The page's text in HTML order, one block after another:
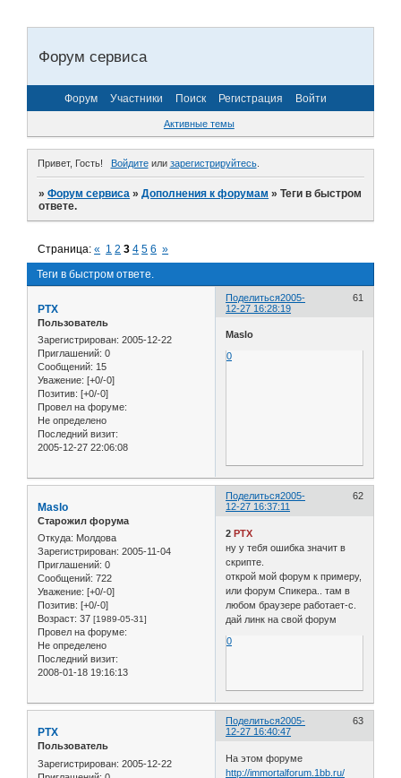
Форум сервиса
Форум Участники Поиск Регистрация Войти
Активные темы
Привет, Гость! Войдитеили зарегистрируйтесь.
»Форум сервиса »Дополнения к форумам »Теги в быстром
ответе.
Теги в быстром ответе.
Страница:« 1 2 3 4 5 6 »
Поделиться 61
2005-
12-27 16:28:19
PTX
Пользователь
Зарегистрирован: 2005-12-22
Приглашений: 0
Сообщений: 15
Уважение: [+0/-0]
Позитив: [+0/-0]
Провел на форуме:
Не определено
Последний визит:
2005-12-27 22:06:08
Maslo
0
Поделиться 62
2005-
12-27 16:37:11
Maslo
Старожил форума
Откуда: Молдова
Зарегистрирован: 2005-11-04
Приглашений: 0
Сообщений: 722
Уважение: [+0/-0]
Позитив: [+0/-0]
Возраст: 37 [1989-05-31]
Провел на форуме:
Не определено
Последний визит:
2008-01-18 19:16:13
2PTX
ну у тебя ошибка значит в
скрипте.
открой мой форум к примеру,
или форум Спикера.. там в
любом браузере работает-с.
дай линк на свой форум
0
Поделиться 63
2005-
12-27 16:40:47
PTX
Пользователь
Зарегистрирован: 2005-12-22
На этом форуме
http://immortalforum.1bb.ru/